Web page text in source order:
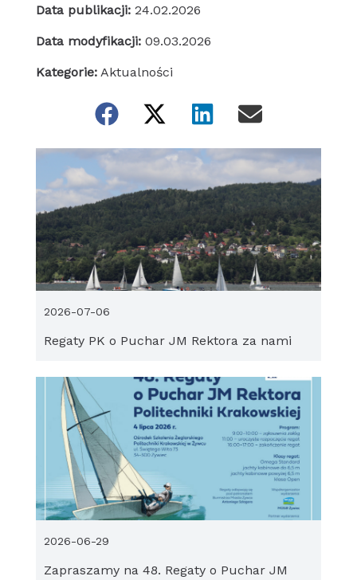
Data publikacji: 24.02.2026
Data modyfikacji: 09.03.2026
Kategorie: Aktualności
Regaty PK o Puchar JM Rektora za nami
2026-07-06
Zapraszamy na 48. Regaty o Puchar JM
2026-06-29